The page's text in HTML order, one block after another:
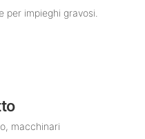
impieghi gravosi.
macchinari